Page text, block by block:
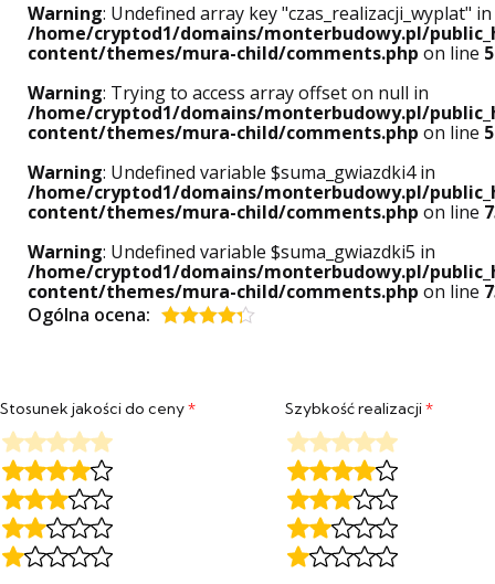
Warning: Undefined array key "czas_realizacji_wyplat" in
/home/cryptod1/domains/monterbudowy.pl/
content/themes/mura-child/comments.php on line
Warning: Trying to access array offset on null in
/home/cryptod1/domains/monterbudowy.pl/
content/themes/mura-child/comments.php on line
Warning: Undefined variable $suma_gwiazdki4 in
/home/cryptod1/domains/monterbudowy.pl/
content/themes/mura-child/comments.php on line
Warning: Undefined variable $suma_gwiazdki5 in
/home/cryptod1/domains/monterbudowy.pl/
content/themes/mura-child/comments.php on line
Ogólna ocena:
Stosunek jakości do ceny* Szybkość realizacji*